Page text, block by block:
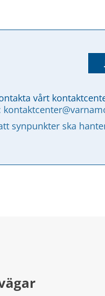
vårt
synpunkter ska